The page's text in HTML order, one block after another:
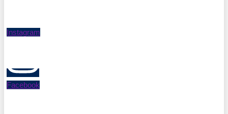
Instagram
Facebook